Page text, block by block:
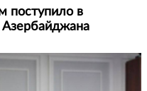
поступило в
Азербайджана